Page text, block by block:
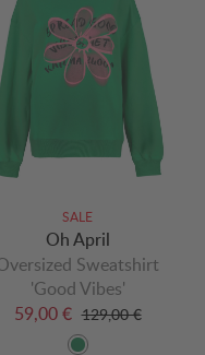
SALE
Oh April
Sweatshirt
'Good Vibes'
59,00 € 129,00 €